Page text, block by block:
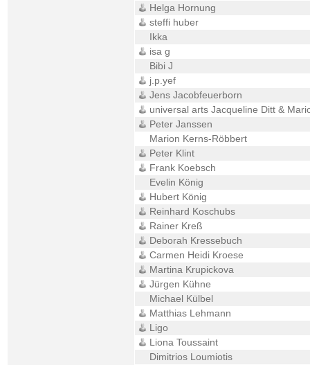
Helga Hornung
steffi huber
Ikka
isa g
Bibi J
j.p.yef
Jens Jacobfeuerborn
universal arts Jacqueline Ditt &
Peter Janssen
Marion Kerns-Röbbert
Peter Klint
Frank Koebsch
Evelin König
Hubert König
Reinhard Koschubs
Rainer Kreß
Deborah Kressebuch
Carmen Heidi Kroese
Martina Krupickova
Jürgen Kühne
Michael Külbel
Matthias Lehmann
Ligo
Liona Toussaint
Dimitrios Loumiotis